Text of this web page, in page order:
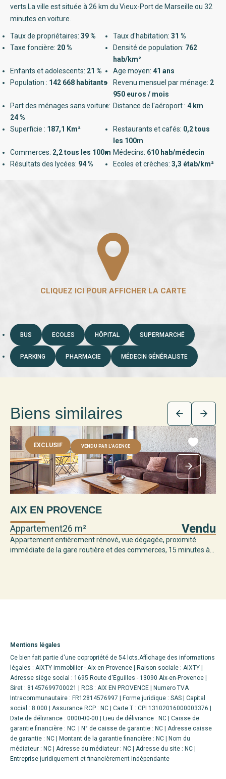
verts.La ville est située à 26 km du Vieux-Port de Marseille ou 32
minutes en voiture.
Taux de propriétaires: 39 % Taux d'habitation: 31 %
Taxe foncière: 20 % Densité de population: 762
hab/km²
Enfants et adolescents: 21 % Age moyen: 41 ans
Population : 142 668 habitants Revenu mensuel par ménage: 2
950 euros / mois
Part des ménages sans voiture:
24 %
Distance de l'aéroport : 4 km
Superficie : 187,1 Km² Restaurants et cafés: 0,2 tous
les 100m
Commerces: 2,2 tous les 100m Médecins: 610 hab/médecin
Résultats des lycées: 94 % Ecoles et crèches: 3,3 étab/km²
BUS ECOLES HÔPITAL SUPERMARCHÉ
PARKING PHARMACIE MÉDECIN GÉNÉRALISTE
Biens similaires
EXCLUSIF VENDU PAR L'AGENCE
AIX EN PROVENCE
Appartement26 m² Vendu
Appartement entièrement rénové, vue dégagée, proximité
immédiate de la gare routière et des commerces, 15 minutes à...
Mentions légales
Ce bien fait partie d'une copropriété de 54 lots.Affichage des informations
légales : AIXTY immobilier - Aix-en-Provence | Raison sociale : AIXTY |
Adresse siège social : 1695 Route d'Eguilles - 13090 Aix-en-Provence |
Siret : 81457699700021 | RCS : AIX EN PROVENCE | Numero TVA
Intracommunautaire : FR12814576997 | Forme juridique : SAS | Capital
social : 8 000 | Assurance RCP : NC | Carte T : CPI 13102016000003376 |
Date de délivrance : 0000-00-00 | Lieu de délivrance : NC | Caisse de
garantie financière : NC. | N° de caisse de garantie : NC | Adresse caisse
de garantie : NC | Montant de la garantie financière : NC | Nom du
médiateur : NC | Adresse du médiateur : NC | Adresse du site : NC |
Entreprise juridiquement et financièrement indépendante